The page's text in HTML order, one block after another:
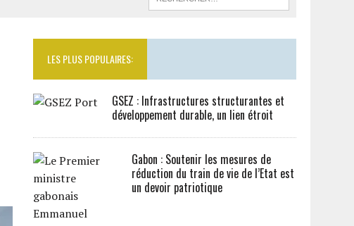
LES PLUS POPULAIRES:
GSEZ : Infrastructures structurantes et
développement durable, un lien étroit
Gabon : Soutenir les mesures de
réduction du train de vie de l’Etat est
un devoir patriotique